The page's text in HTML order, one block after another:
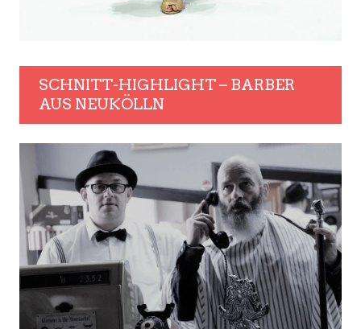
SCHNITT-HIGHLIGHT – BARBER
AUS NEUKÖLLN